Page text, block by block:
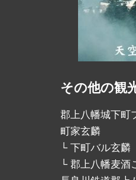
その他の観
郡上八幡城下町
町家玄麟
└ 下町バル玄麟
└ 郡上八幡麦酒